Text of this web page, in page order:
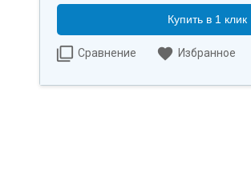
Купить в 1 клик
Сравнение Избранное